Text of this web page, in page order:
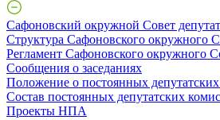
Сафоновский окружной Совет
Структура Сафоновского окружного
Регламент Сафоновского окружного
Сообщения о заседаниях
Положение о постоянных
Состав постоянных депутатских
Проекты НПА